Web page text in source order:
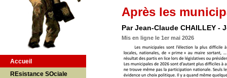
Accueil
REsistance SOciale
Après les
Par Jean-Claude CHAILLEY -
Mis en ligne le 1er mai 2026